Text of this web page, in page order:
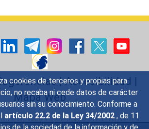
cookies de terceros y propias para
no recaba ni cede datos de carácter
sin su conocimiento. Conforme a
artículo 22.2 de la Ley 34/2002 , de 11
|Accesibilidad |
Mapa Web